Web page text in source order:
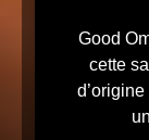
Good
cette